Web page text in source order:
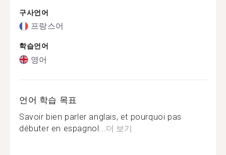
구사언어
프랑스어
학습언어
영어
언어 학습 목표
Savoir bien parler anglais, et pourquoi pas
débuter en espagnol... 더 보기